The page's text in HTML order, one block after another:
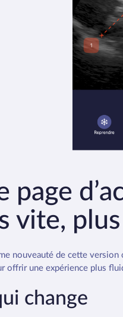
page
vite,
nouveauté de cette version
offrir une expérience plus
change